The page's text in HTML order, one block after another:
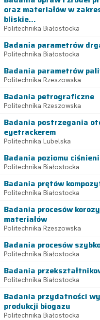
oraz materiałów w
bliskie...
Politechnika Białostocka
Badania parametrów
Politechnika Białostocka
Badania parametrów
Politechnika Rzeszowska
Badania petrograficzne
Politechnika Rzeszowska
Badania postrzegania
eyetrackerem
Politechnika Lubelska
Badania poziomu
Politechnika Białostocka
Badania prętów
Politechnika Białostocka
Badania procesów
materiałów
Politechnika Rzeszowska
Badania procesów
Politechnika Białostocka
Badania
Politechnika Białostocka
Badania przydatności
produkcji biogazu
Politechnika Białostocka